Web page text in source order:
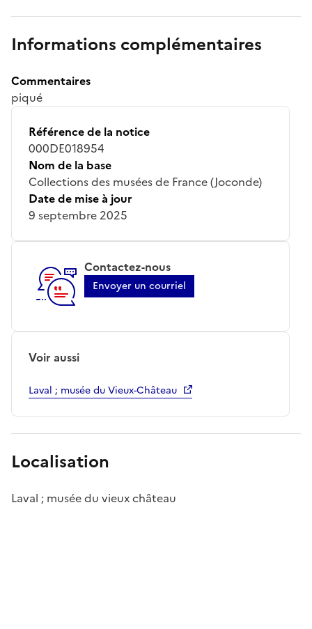
Informations complémentaires
Commentaires
piqué
Référence de la notice
000DE018954
Nom de la base
Collections des musées de France (Joconde)
Date de mise à jour
9 septembre 2025
Contactez-nous
Envoyer un courriel
Voir aussi
Laval ; musée du Vieux-Château
Localisation
Laval ; musée du vieux château